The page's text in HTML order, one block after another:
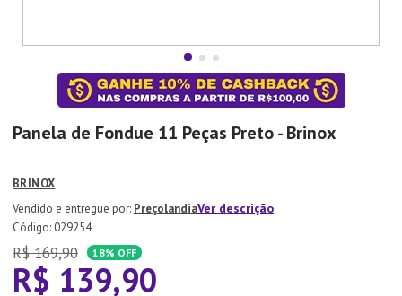
Panela de Fondue 11 Peças Preto - Brinox
BRINOX
PreçolandiaVer descrição
: 029254
R$ 169,90 18% OFF
R$ 139,90
7º
Xicara
Tapete
Aparelho Jantar
10º Lixeira